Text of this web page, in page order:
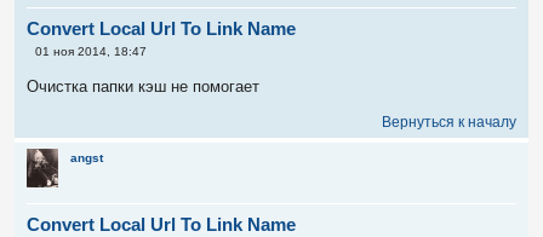
Convert Local Url To Link Name
С
о
б
н
и
е
01 ноя 2014, 18:47
Очистка папки кэш не помогает
Вернуться к началу
angst
Convert Local Url To Link Name